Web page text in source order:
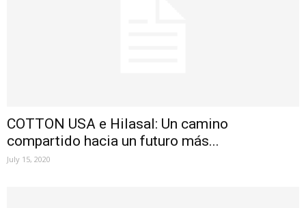
COTTON USA e Hilasal: Un camino
compartido hacia un futuro más...
July 15, 2020